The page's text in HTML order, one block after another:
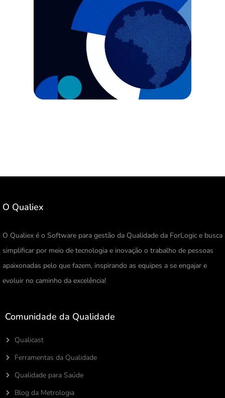
O Qualiex
O Qualiex é o Software para gestão da Qualidade da ForLogic e busca
simplificar por meio de tecnologia e inovação o trabalho de pessoas
apaixonadas pelo que fazem, inspirando as equipes a se engajar e
evoluir no caminho da excelência!
Comunidade da Qualidade
Qualicast
Ferramentas da Qualidade
Qualidade para Saúde
Blog da Metrologia